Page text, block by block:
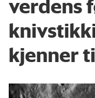
verdens
kjenner